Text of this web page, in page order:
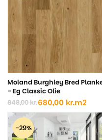
Moland Burghley Bred
- Eg Classic Olie
848,00kr.
Den
oprindelige
pris
var:
680,00 kr.
Den
aktuelle
pris
er:
m2
-29%